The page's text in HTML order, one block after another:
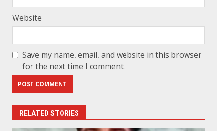
Website
Save my name, email, and website in this browser
for the next time I comment.
RELATED STORIES